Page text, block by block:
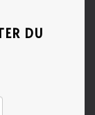
DU